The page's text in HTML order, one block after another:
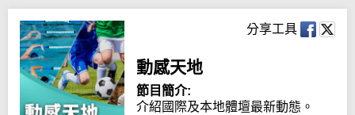
c
h
分享工具
動感天地
節目簡介:
介紹國際及本地體壇最新動態。